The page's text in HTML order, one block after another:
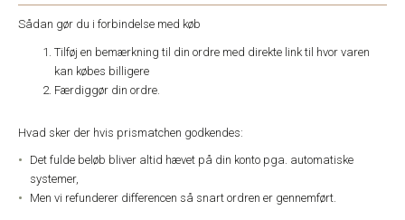
Sådan gør du i forbindelse med køb
Tilføj en bemærkning til din ordre med direkte link til hvor varen
kan købes billigere
Færdiggør din ordre.
Hvad sker der hvis prismatchen godkendes:
Det fulde beløb bliver altid hævet på din konto pga. automatiske
systemer,
Men vi refunderer differencen så snart ordren er gennemført.